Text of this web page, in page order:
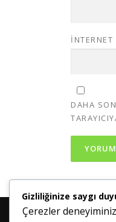
İNTERNET
DAHA
Gizliliğinize saygı
Çerezler